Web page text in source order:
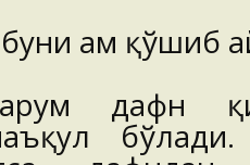
ҳам қўшиб
дафн